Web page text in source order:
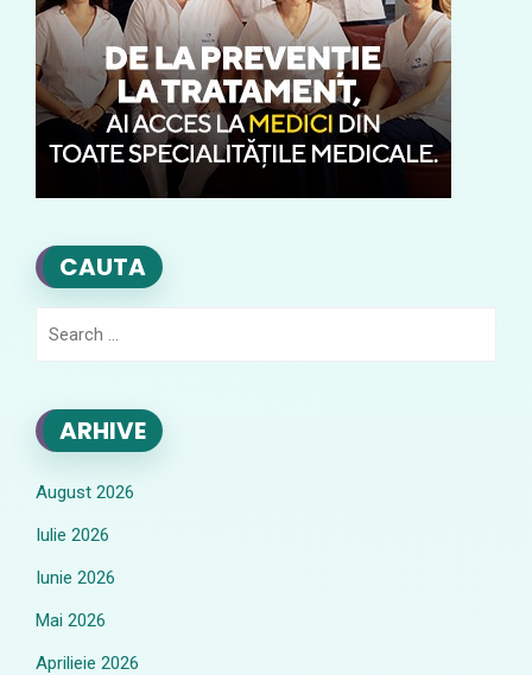
CAUTA
ARHIVE
August 2026
Iulie 2026
Iunie 2026
Mai 2026
Aprilieie 2026